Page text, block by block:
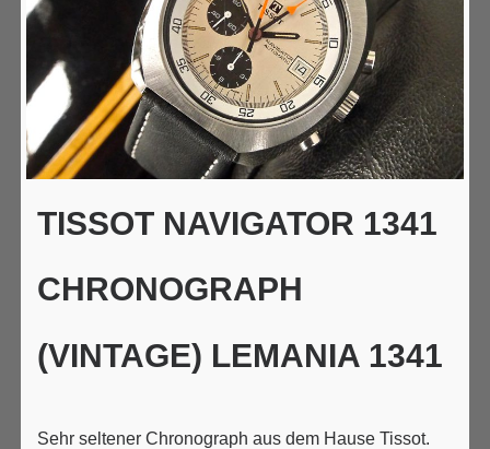
TISSOT NAVIGATOR 1341
CHRONOGRAPH
(VINTAGE) LEMANIA 1341
Sehr seltener Chronograph aus dem Hause Tissot.